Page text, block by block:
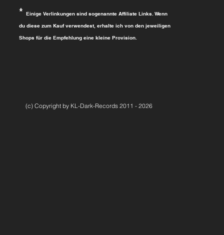
* Einige Verlinkungen sind sogenannte Affiliate Links. Wenn
du diese zum Kauf verwendest, erhalte ich von den jeweiligen
Shops für die Empfehlung eine kleine Provision.
(c) Copyright by KL-Dark-Records 2011 - 2026